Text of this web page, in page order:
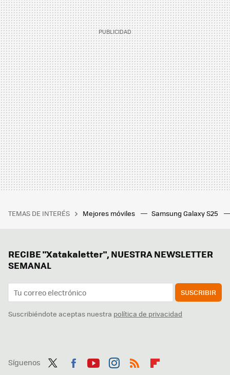
TEMAS DE INTERÉS Mejores móviles Samsung Galaxy S25
RECIBE "Xatakaletter", NUESTRA NEWSLETTER
SEMANAL
SUSCRIBIR
Suscribiéndote aceptas nuestra política de privacidad
Síguenos